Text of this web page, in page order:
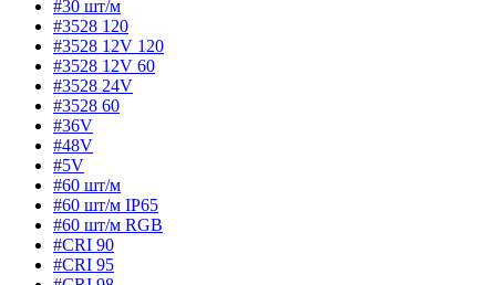
#30 шт/м
#3528 120
#3528 12V 120
#3528 12V 60
#3528 24V
#3528 60
#36V
#48V
#5V
#60 шт/м
#60 шт/м IP65
#60 шт/м RGB
#CRI 90
#CRI 95